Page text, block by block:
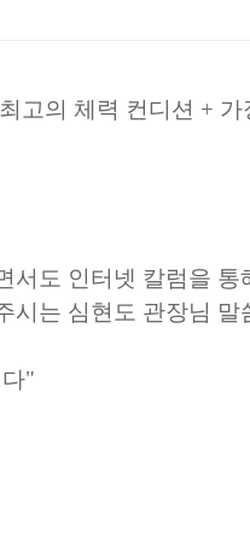
고의 체력 컨디션 +
서도 인터넷 칼럼을
시는 심현도 관장님 말
"